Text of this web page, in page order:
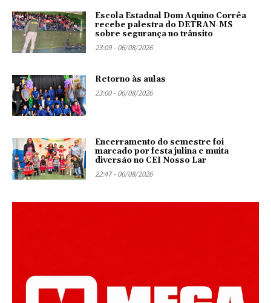
Escola Estadual Dom Aquino Corrêa
recebe palestra do DETRAN-MS
sobre segurança no trânsito
23:09 - 06/08/2026
Retorno às aulas
23:00 - 06/08/2026
Encerramento do semestre foi
marcado por festa julina e muita
diversão no CEI Nosso Lar
22:47 - 06/08/2026